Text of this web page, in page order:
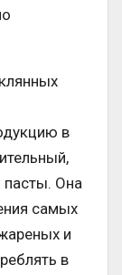
в
пасты. Она
самых
и
в